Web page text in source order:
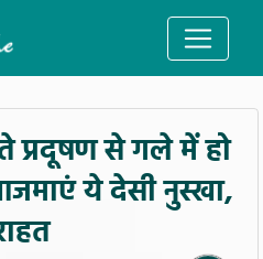
प्रदूषण से गले में हो
ये देसी नुस्खा,